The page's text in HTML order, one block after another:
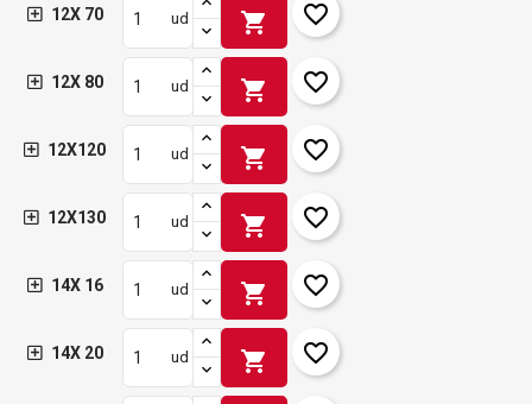
12X 70 ud shopping_cart favorite_border
12X 80 ud shopping_cart favorite_border
12X120 ud shopping_cart favorite_border
12X130 ud shopping_cart favorite_border
14X 16 ud shopping_cart favorite_border
14X 20 ud shopping_cart favorite_border